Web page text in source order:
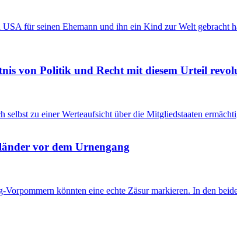
für seinen Ehemann und ihn ein Kind zur Welt
von Politik und Recht mit diesem Urteil
selbst zu einer Werteaufsicht über die Mitgliedstaaten
vor dem Urnengang
könnten eine echte Zäsur markieren. In den